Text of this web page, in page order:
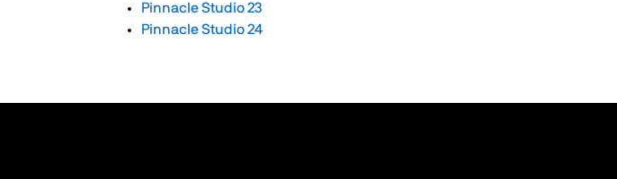
Pinnacle Studio 23
Pinnacle Studio 24